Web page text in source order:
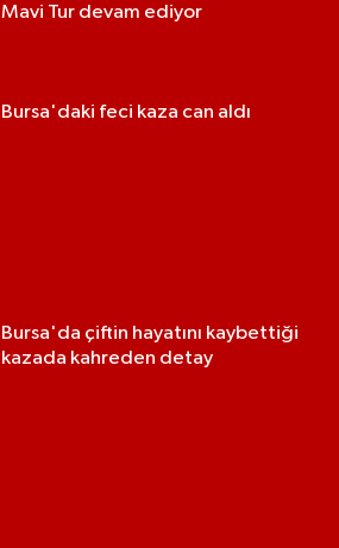
Mavi Tur devam ediyor
Bursa'daki feci kaza can aldı
Bursa'da çiftin hayatını kaybettiği
kazada kahreden detay